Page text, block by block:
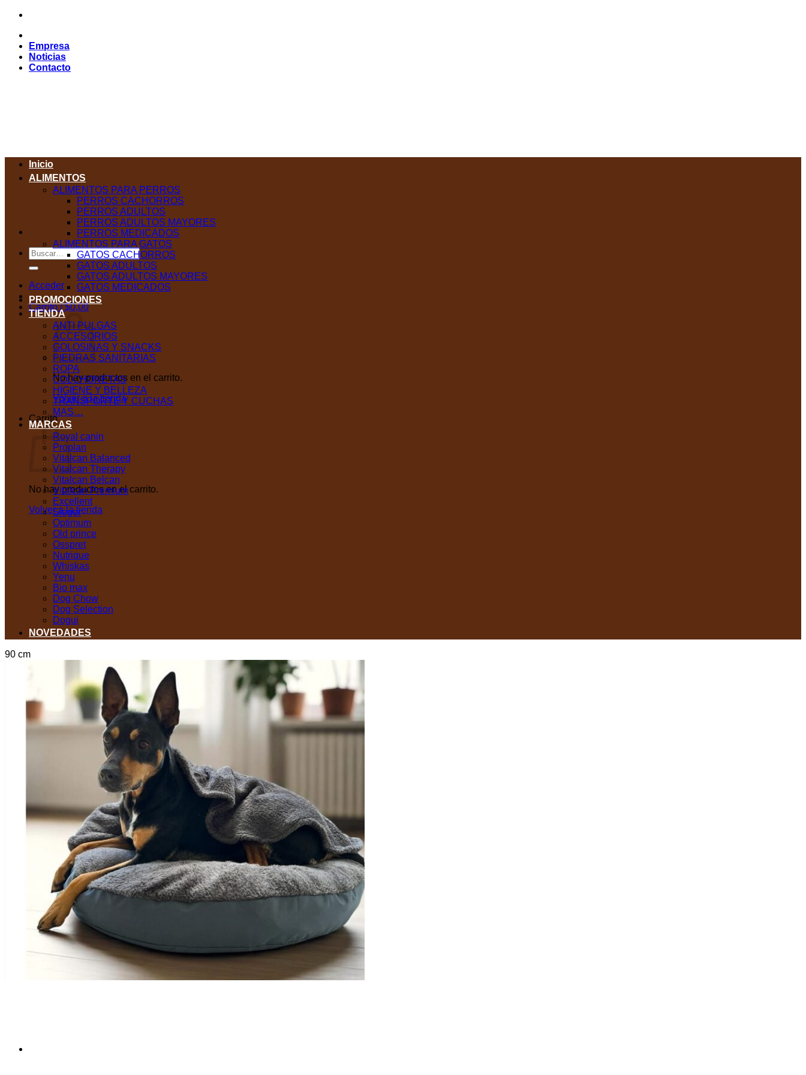
Saltar
contenido
Empresa
Noticias
Contacto
Buscar
por:
Acceder
Carrito /$0,00
No hay productos en el carrito.
Volver a la tienda
Carrito
No hay productos en el carrito.
Volver a la tienda
Inicio
ALIMENTOS
ALIMENTOS PARA PERROS
PERROS CACHORROS
PERROS ADULTOS
PERROS ADULTOS MAYORES
PERROS MEDICADOS
ALIMENTOS PARA GATOS
GATOS CACHORROS
GATOS ADULTOS
GATOS ADULTOS MAYORES
GATOS MEDICADOS
PROMOCIONES
TIENDA
ANTI PULGAS
ACCESORIOS
GOLOSINAS Y SNACKS
PIEDRAS SANITARIAS
ROPA
COLCHONETAS
HIGIENE Y BELLEZA
TRANSPORTE Y CUCHAS
MAS…
MARCAS
Royal canin
Proplan
Vitalcan Balanced
Vitalcan Therapy
Vitalcan Belcan
Vitalcan Premium
Excellent
Sieger
Optimum
Old prince
Osspret
Nutrique
Whiskas
Yenu
Bio max
Dog Chow
Dog Selection
Dogui
NOVEDADES
90 cm